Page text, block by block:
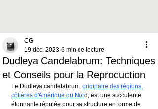
Dudleya Candelabrum: Techniques
et Conseils pour la Reproduction
CG
19 déc. 2023 6 min de lecture
Le Dudleya candelabrum, originaire des régions
côtières d'Amérique du Nord, est une succulente
étonnante réputée pour sa structure en forme de